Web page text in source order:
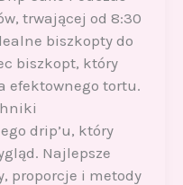
trwającej od 8:30
biszkopty do
biszkopt, który
efektownego tortu.
drip’u, który
Najlepsze
proporcje i metody